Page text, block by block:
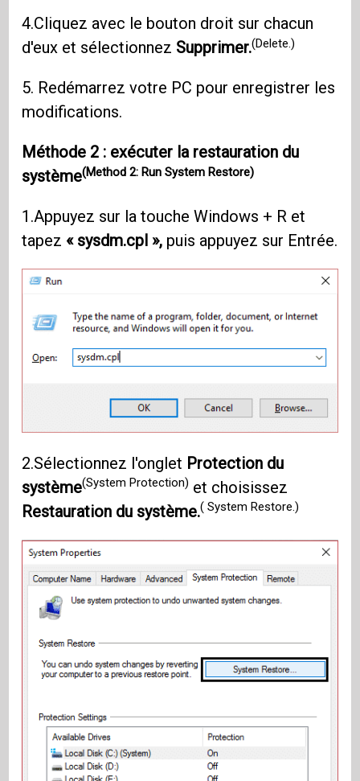
4.Cliquez avec le bouton droit sur chacun
d'eux et sélectionnez Supprimer.(Delete.)
5. Redémarrez votre PC pour enregistrer les
modifications.
Méthode 2 : exécuter la restauration du
système(Method 2: Run System Restore)
1.Appuyez sur la touche Windows + R et
tapez « sysdm.cpl », puis appuyez sur Entrée.
2.Sélectionnez l'onglet Protection du
système(System Protection) et choisissez
Restauration du système.( System Restore.)